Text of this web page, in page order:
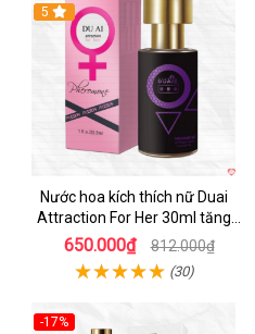
5
Nước hoa kích thích nữ Duai
Attraction For Her 30ml tăng
ham muốn nữ
650.000₫ 812.000₫
(30)
-17%